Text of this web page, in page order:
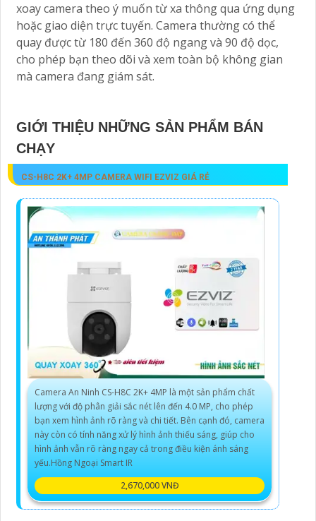
xoay camera theo ý muốn từ xa thông qua ứng dụng
hoặc giao diện trực tuyến. Camera thường có thể
quay được từ 180 đến 360 độ ngang và 90 độ dọc,
cho phép bạn theo dõi và xem toàn bộ không gian
mà camera đang giám sát.
GIỚI THIỆU NHỮNG SẢN PHẨM BÁN
CHẠY
CS-H8C 2K+ 4MP CAMERA WIFI EZVIZ GIÁ RẺ
Camera An Ninh CS-H8C 2K+ 4MP là một sản phẩm chất
lượng với độ phân giải sắc nét lên đến 4.0 MP, cho phép
bạn xem hình ảnh rõ ràng và chi tiết. Bên cạnh đó, camera
này còn có tính năng xử lý hình ảnh thiếu sáng, giúp cho
hình ảnh vẫn rõ ràng ngay cả trong điều kiện ánh sáng
yếu.Hồng Ngoại Smart IR
2,670,000 VNĐ